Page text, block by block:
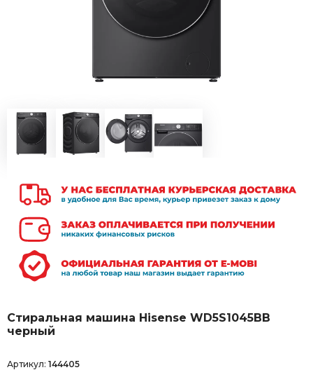
Стиральная машина Hisense WD5S1045BB
черный
Артикул: 144405